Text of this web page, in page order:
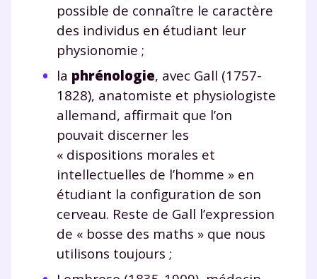
possible de connaître le caractère
des individus en étudiant leur
physionomie ;
la phrénologie, avec Gall (1757-
1828), anatomiste et physiologiste
allemand, affirmait que l’on
pouvait discerner les
« dispositions morales et
intellectuelles de l’homme » en
étudiant la configuration de son
cerveau. Reste de Gall l’expression
de « bosse des maths » que nous
utilisons toujours ;